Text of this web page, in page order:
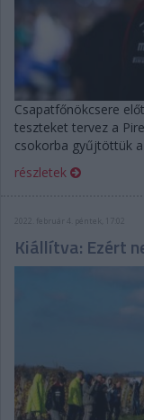
Csapatfőnökcsere
teszteket tervez a
csokorba gyűjtöttük
részletek
2022. február 4. péntek, 17:02
Kiállítva: Ezért